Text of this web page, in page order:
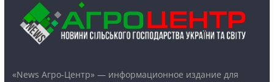
«News Агро-Центр» — информационное издание для